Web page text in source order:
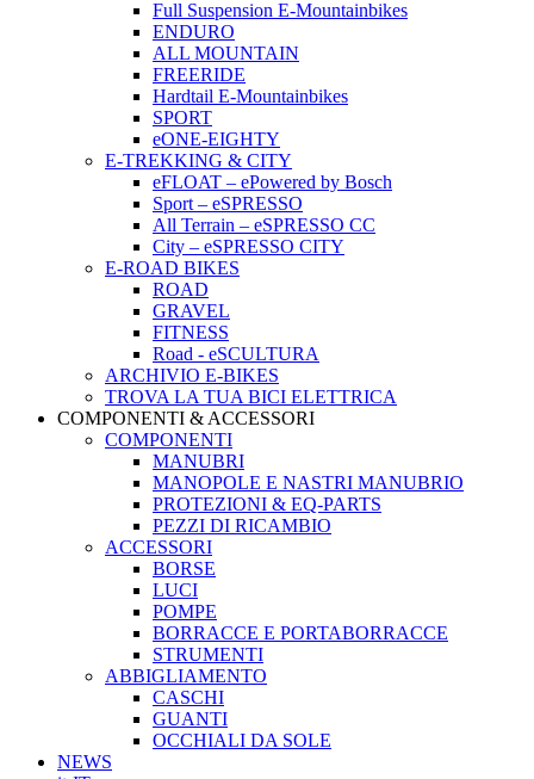
Full Suspension E-Mountainbikes
ENDURO
ALL MOUNTAIN
FREERIDE
Hardtail E-Mountainbikes
SPORT
eONE-EIGHTY
E-TREKKING & CITY
eFLOAT – ePowered by Bosch
Sport – eSPRESSO
All Terrain – eSPRESSO CC
City – eSPRESSO CITY
E-ROAD BIKES
ROAD
GRAVEL
FITNESS
Road - eSCULTURA
ARCHIVIO E-BIKES
TROVA LA TUA BICI ELETTRICA
COMPONENTI & ACCESSORI
COMPONENTI
MANUBRI
MANOPOLE E NASTRI MANUBRIO
PROTEZIONI & EQ-PARTS
PEZZI DI RICAMBIO
ACCESSORI
BORSE
LUCI
POMPE
BORRACCE E PORTABORRACCE
STRUMENTI
ABBIGLIAMENTO
CASCHI
GUANTI
OCCHIALI DA SOLE
NEWS